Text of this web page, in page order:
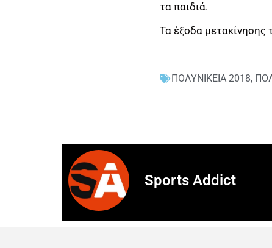
τα παιδιά.
Τα έξοδα μετακίνησης
ΠΟΛΥΝΙΚΕΙΑ 2018,
Sports Addict